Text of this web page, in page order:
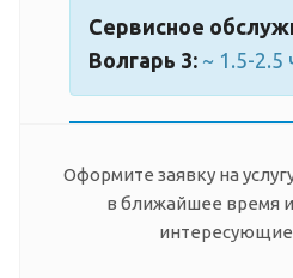
Сервисное
Волгарь 3: ~ 1.5-2.5
Оформите заявку на
в ближайшее время